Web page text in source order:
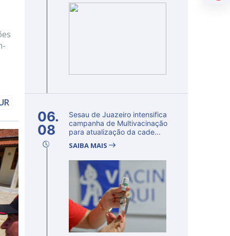
06.
08
Sesau de Juazeiro intensifica
campanha de Multivacinação
para atualização da cade...
SAIBA MAIS